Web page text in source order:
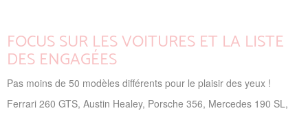
FOCUS SUR LES VOITURES ET LA LISTE
DES ENGAGÉES
Pas moins de 50 modèles différents pour le plaisir des yeux !
Ferrari 260 GTS, Austin Healey, Porsche 356, Mercedes 190 SL,